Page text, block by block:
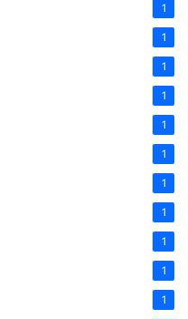
1
1
1
1
1
1
1
1
1
1
1